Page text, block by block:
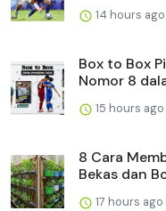
14 hours ago
Box to Box
Nomor 8
15 hours ago
8 Cara
Bekas dan
17 hours ago